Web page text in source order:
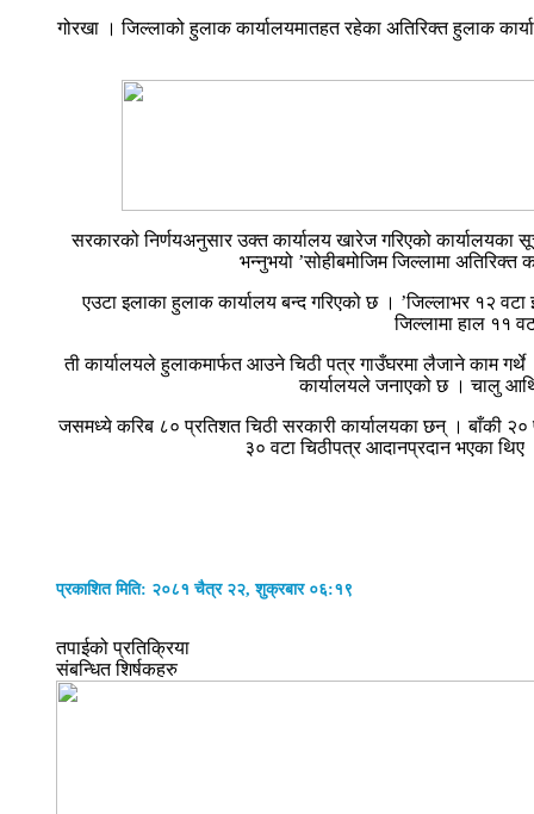
गोरखा । जिल्लाको हुलाक कार्यालयमातहत रहेका अतिरिक्त हुलाक
सरकारको निर्णयअनुसार उक्त कार्यालय खारेज गरिएको कार्यालयका
भन्नुभयो ’सोहीबमोजिम जिल्लामा अतिरिक्त
एउटा इलाका हुलाक कार्यालय बन्द गरिएको छ । ’जिल्लाभर १२
जिल्लामा हाल ११
ती कार्यालयले हुलाकमार्फत आउने चिठी पत्र गाउँघरमा लैजाने काम
कार्यालयले जनाएको छ । चालु
जसमध्ये करिब ८० प्रतिशत चिठी सरकारी कार्यालयका छन् । बाँकी
३० वटा चिठीपत्र आदानप्रदान भएका
प्रकाशित मिति: २०८१ चैत्र २२, शुक्रबार ०६:१९
तपाईको प्रतिक्रिया
संबन्धित शिर्षकहरु